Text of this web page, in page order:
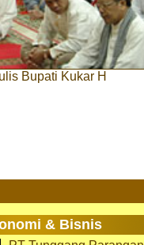
Bupati Kukar H
& Bisnis